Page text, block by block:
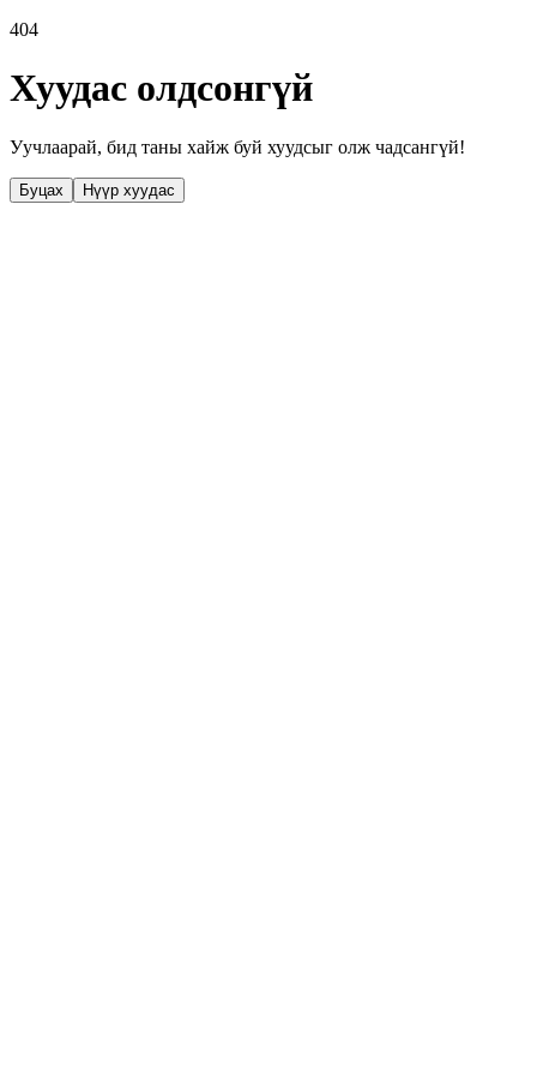
404
Хуудас олдсонгүй
Уучлаарай, бид таны хайж буй хуудсыг олж чадсангүй!
Буцах Нүүр хуудас